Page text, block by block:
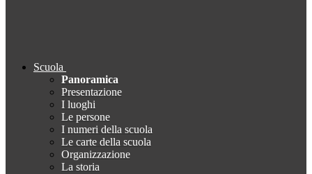
Scuola
Panoramica
Presentazione
I luoghi
Le persone
I numeri della scuola
Le carte della scuola
Organizzazione
La storia